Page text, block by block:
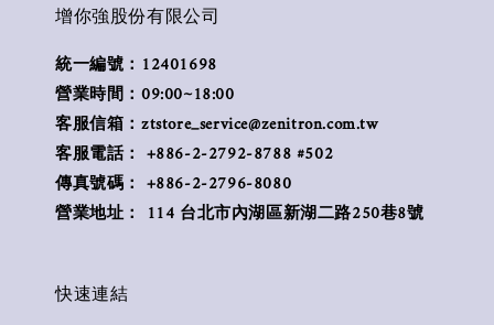
增你強股份有限公司
統一編號：12401698
營業時間：09:00~18:00
客服信箱：ztstore_service@zenitron.com.tw
客服電話： +886-2-2792-8788 #502
傳真號碼： +886-2-2796-8080
營業地址： 114 台北市內湖區新湖二路250巷8號
快速連結